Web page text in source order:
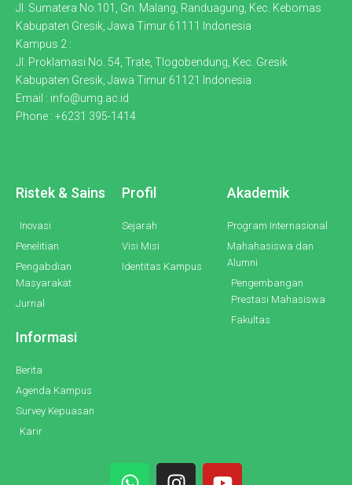
Jl. Sumatera No.101, Gn. Malang, Randuagung, Kec. Kebomas
Kabupaten Gresik, Jawa Timur 61111 Indonesia
Kampus 2 :
Jl. Proklamasi No. 54, Trate, Tlogobendung, Kec. Gresik
Kabupaten Gresik, Jawa Timur 61121 Indonesia
Email : info@umg.ac.id
Phone : +6231 395-1414
Ristek & Sains
Inovasi
Penelitian
Pengabdian
Masyarakat
Jurnal
Profil
Sejarah
Visi Misi
Identitas Kampus
Akademik
Program Internasional
Mahahasiswa dan
Alumni
Pengembangan
Prestasi Mahasiswa
Fakultas
Informasi
Berita
Agenda Kampus
Survey Kepuasan
Karir
W
I
Y